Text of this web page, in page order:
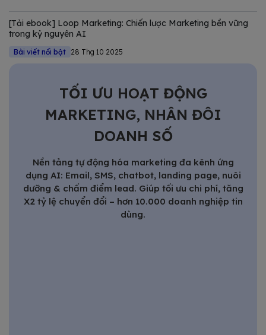
chúng ta sẽ bỏ lỡ một bước ngoặt quan trọng trong quản trị
Marketing.
[Tải ebook] Loop Marketing: Chiến lược Marketing bền vững
trong kỷ nguyên AI
Bài viết nổi bật 28 Thg 10 2025
TỐI ƯU HOẠT ĐỘNG
MARKETING, NHÂN ĐÔI
DOANH SỐ
Nền tảng tự động hóa marketing đa kênh ứng
dụng AI: Email, SMS, chatbot, landing page, nuôi
dưỡng & chấm điểm lead. Giúp tối ưu chi phí, tăng
X2 tỷ lệ chuyển đổi – hơn 10.000 doanh nghiệp tin
dùng.